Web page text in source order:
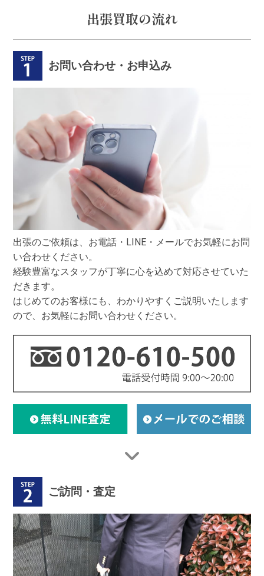
出張買取の流れ
お問い合わせ・お申込み
出張のご依頼は、お電話・LINE・メールでお気軽にお問
い合わせください。
経験豊富なスタッフが丁寧に心を込めて対応させていた
だきます。
はじめてのお客様にも、わかりやすくご説明いたします
ので、お気軽にお問い合わせください。
ご訪問・査定